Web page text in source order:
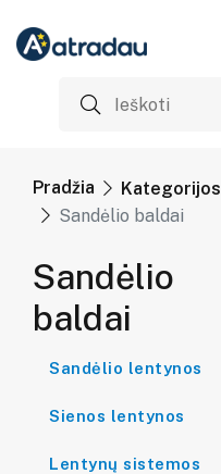
Pradžia Kategorijos
Sandėlio baldai
Sandėlio
baldai
Sandėlio lentynos
Sienos lentynos
Lentynų sistemos